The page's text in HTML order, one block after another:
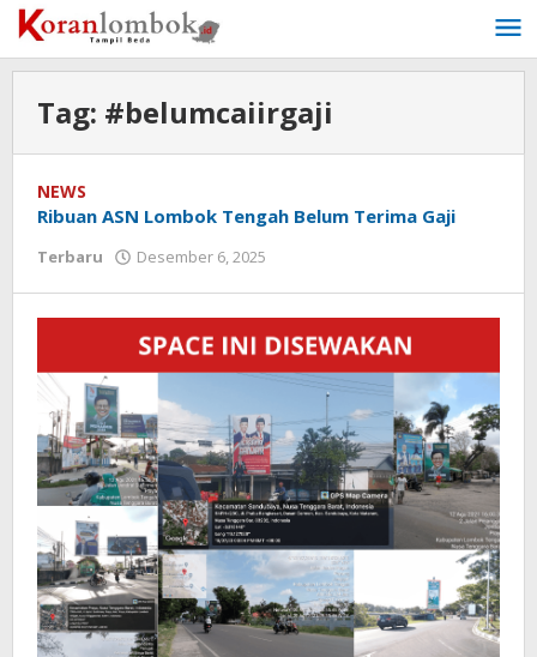
Lewati
ke
konten
Tag: #belumcaiirgaji
NEWS
Ribuan ASN Lombok Tengah Belum Terima Gaji
Terbaru Desember 6, 2025